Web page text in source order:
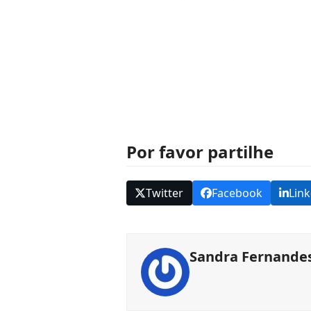
Por favor partilhe
Twitter Facebook
Sandra